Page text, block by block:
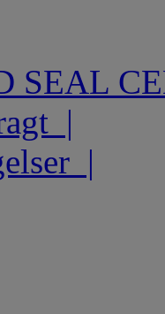
SEAL
|
|